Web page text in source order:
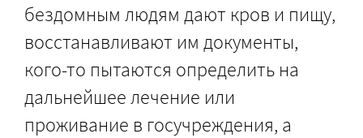
бездомным людям дают кров и пищу,
восстанавливают им документы,
кого-то пытаются определить на
дальнейшее лечение или
проживание в госучреждения, а